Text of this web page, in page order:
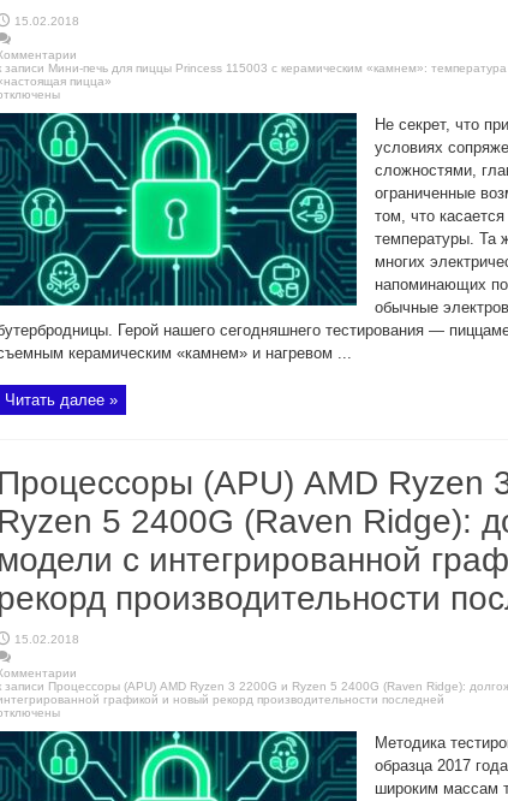
15.02.2018
записи Мини-печь для пиццы Princess 115003 с керамическим «камнем»: температура
пицца»
Не секрет, что
условиях
сложностями,
ограниченные
том, что
температуры. Та
многих
напоминающих по
обычные
Герой нашего сегодняшнего тестирования —
керамическим «камнем» и нагревом ...
Читать далее »
Процессоры (APU) AMD Ryzen
Ryzen 5 2400G (Raven Ridge):
модели с интегрированной
производительности
15.02.2018
записи Процессоры (APU) AMD Ryzen 3 2200G и Ryzen 5 2400G (Raven Ridge):
графикой и новый рекорд производительности последней
Методика
образца 2017
широким массам